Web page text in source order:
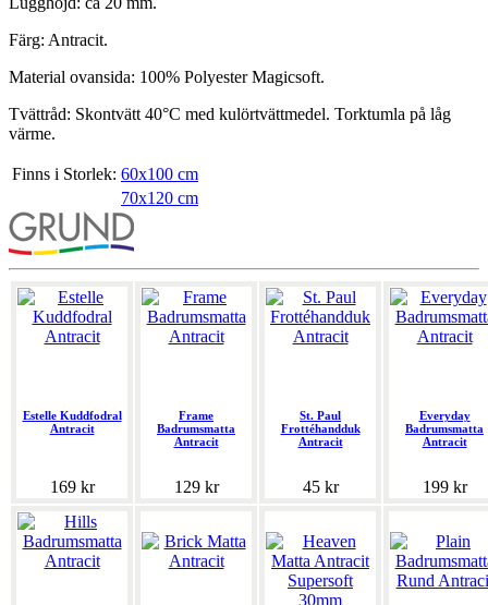
Färg: Antracit.
Material ovansida: 100% Polyester Magicsoft.
Tvättråd: Skontvätt 40°C med kulörtvättmedel. Torktumla på låg
värme.
Finns i Storlek: 60x100 cm
70x120 cm
Estelle Kuddfodral
Antracit
169 kr
Frame
Badrumsmatta
Antracit
129 kr
St. Paul
Frottéhandduk
Antracit
45 kr
Everyday
Badrumsmatta
Antracit
199 kr